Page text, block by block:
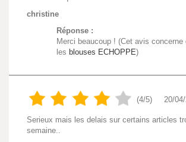
christine
Réponse :
Merci beaucoup ! (Cet avis concerne
les blouses ECHOPPE)
(4/5) 20/
Serieux mais les delais sur certains articles
semaine..